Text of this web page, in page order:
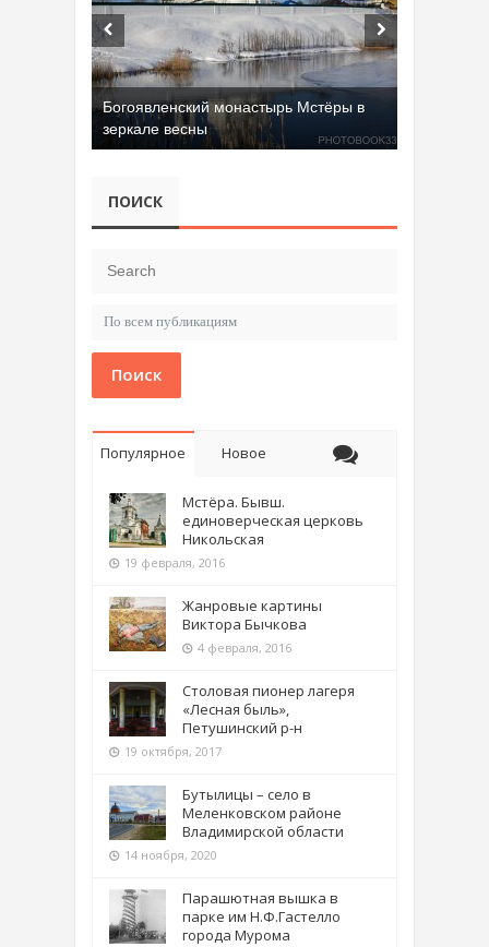
Богоявленский монастырь Мстёры в
зеркале весны
ПОИСК
Поиск
Популярное Новое
Мстёра. Бывш.
единоверческая церковь
Никольская
19 февраля, 2016
Жанровые картины
Виктора Бычкова
4 февраля, 2016
Столовая пионер лагеря
«Лесная быль»,
Петушинский р-н
19 октября, 2017
Бутылицы – село в
Меленковском районе
Владимирской области
14 ноября, 2020
Парашютная вышка в
парке им Н.Ф.Гастелло
города Мурома